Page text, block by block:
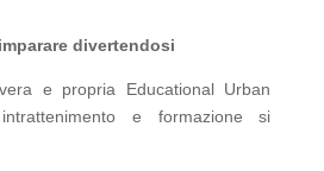
divertendosi
e propria Educational Urban
e formazione si